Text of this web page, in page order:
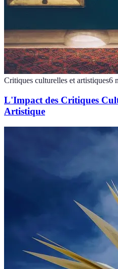
Critiques culturelles et artistiques6
L'Impact des Critiques
Artistique